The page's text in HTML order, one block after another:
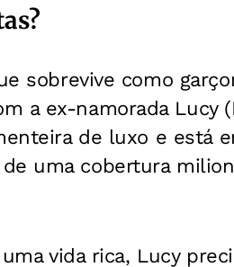
sobrevive como
a ex-namorada Lucy
de luxo e está
uma cobertura
vida rica, Lucy